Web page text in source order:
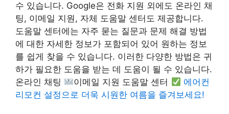
수 있습니다. Google은 전화 지원 외에도 온라인 채
팅, 이메일 지원, 자체 도움말 센터도 제공합니다.
도움말 센터에는 자주 묻는 질문과 문제 해결 방법
에 대한 자세한 정보가 포함되어 있어 원하는 정보
를 쉽게 찾을 수 있습니다. 이러한 다양한 방법은 귀
하가 필요한 도움을 받는 데 도움이 될 수 있습니다.
온라인 채팅
이메일 지원 도움말 센터
에어컨
리모컨 설정으로 더욱 시원한 여름을 즐겨보세요!